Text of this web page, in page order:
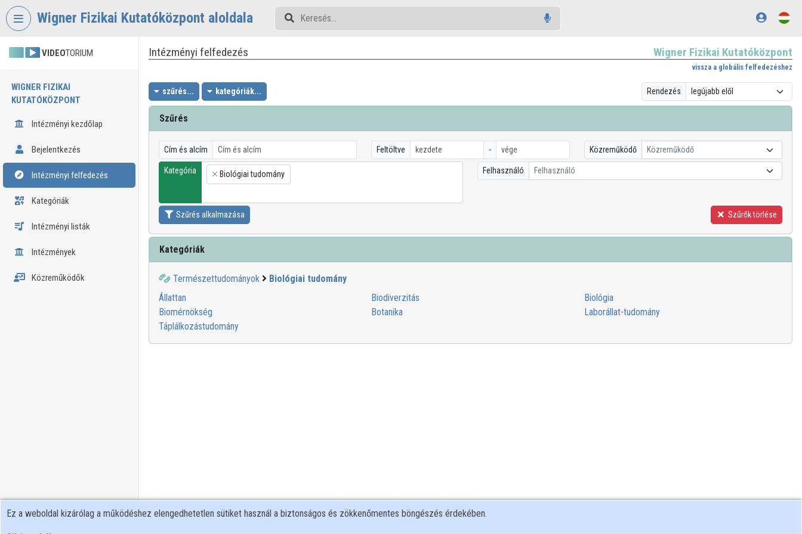
Fejléc kihagyása
Wigner Fizikai Kutatóközpont aloldala
VIDEOTORIUM
WIGNER FIZIKAI
KUTATÓKÖZPONT
Intézményi kezdőlap
Bejelentkezés
Intézményi felfedezés
Kategóriák
Intézményi listák
Intézmények
Közreműködők
Intézményi felfedezés Wigner Fizikai Kutatóközpont
vissza a globális felfedezéshez
szűrés... kategóriák... Rendezés
Szűrés
Cím és alcím Feltöltve - Közreműködő Közreműködő
Kategória
×
Biológiai tudomány Felhasználó Felhasználó
Szűrés alkalmazása Szűrők törlése
Kategóriák
Természettudományok
Biológiai tudomány
Állattan
Biodiverzitás
Biológia
Biomérnökség
Botanika
Laborállat-tudomány
Táplálkozástudomány
Ez a weboldal kizárólag a működéshez elengedhetetlen sütiket használ a biztonságos és zökkenőmentes böngészés érdekében.